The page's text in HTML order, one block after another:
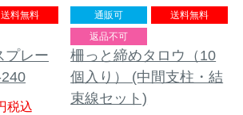
送料無料
プレー
税込
通販可
送料無料
返品不可
柵っと締めタロウ（10
個入り） (中間支柱・結
束線セット)
ネズミ・モグラ対策
鳥・カラス対策